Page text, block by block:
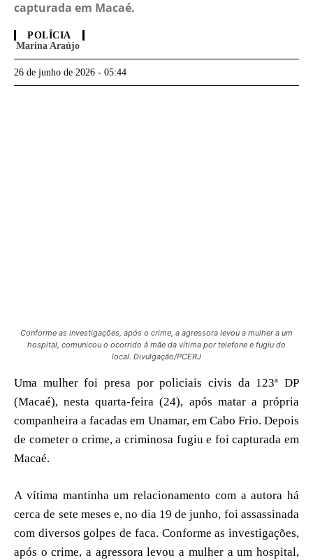
capturada em Macaé.
POLÍCIA
Marina Araújo
26 de junho de 2026 - 05:44
Conforme as investigações, após o crime, a agressora levou a mulher a um
hospital, comunicou o ocorrido à mãe da vítima por telefone e fugiu do
local. Divulgação/PCERJ
Uma mulher foi presa por policiais civis da 123ª DP
(Macaé), nesta quarta-feira (24), após matar a própria
companheira a facadas em Unamar, em Cabo Frio. Depois
de cometer o crime, a criminosa fugiu e foi capturada em
Macaé.
A vítima mantinha um relacionamento com a autora há
cerca de sete meses e, no dia 19 de junho, foi assassinada
com diversos golpes de faca. Conforme as investigações,
após o crime, a agressora levou a mulher a um hospital,